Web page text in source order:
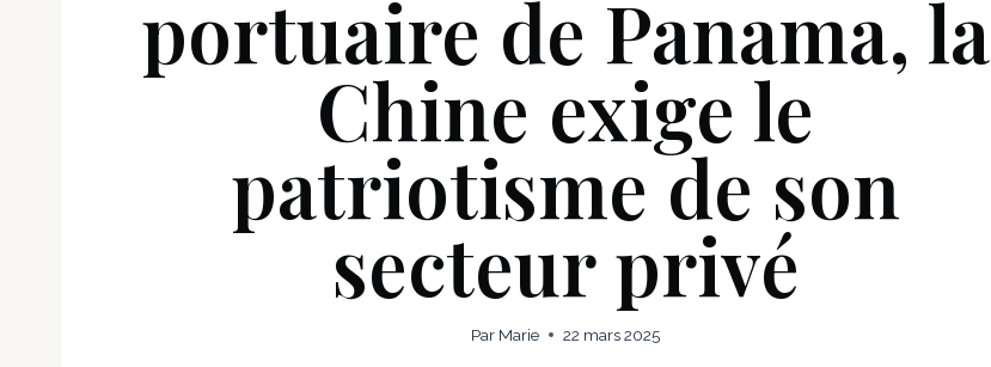
portuaire de Panama, la
Chine exige le
patriotisme de son
secteur privé
Par Marie 22 mars 2025